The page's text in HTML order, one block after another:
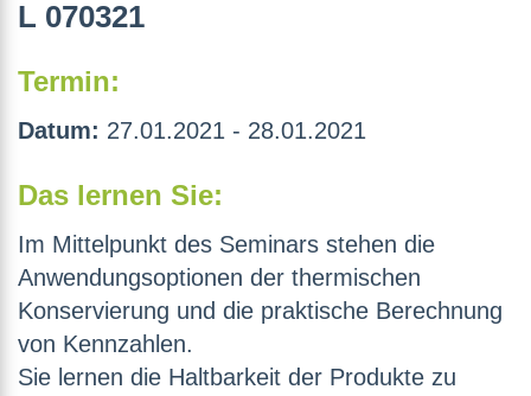
L 070321
Termin:
Datum: 27.01.2021 - 28.01.2021
Das lernen Sie:
Im Mittelpunkt des Seminars stehen die
Anwendungsoptionen der thermischen
Konservierung und die praktische Berechnung
von Kennzahlen.
Sie lernen die Haltbarkeit der Produkte zu